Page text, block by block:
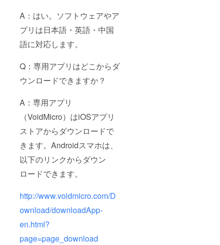
A：はい。ソフトウェアやア
プリは日本語・英語・中国
語に対応します。
Q：専用アプリはどこからダ
ウンロードできますか？
A：専用アプリ
（VoidMicro）はiOSアプリ
ストアからダウンロードで
きます。Androidスマホは、
以下のリンクからダウン
ロードできます。
http://www.voidmicro.com/D
ownload/downloadApp-
en.html?
page=page_download